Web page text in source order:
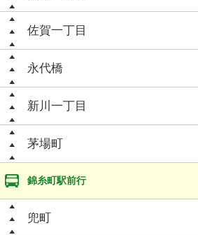
佐賀一丁目
永代橋
新川一丁目
茅場町
錦糸町駅前行
兜町